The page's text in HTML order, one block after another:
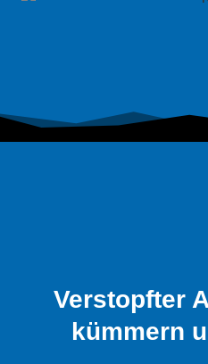
Verstopfter
kümmern